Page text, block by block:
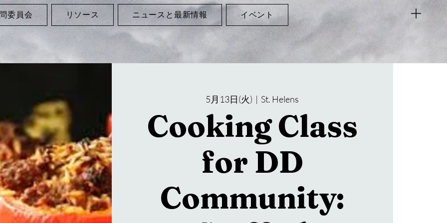
委員会 リソース ニュースと最新情報 イベント
5月13日(火)
  |
St. Helens
Cooking Class
for DD
Community: